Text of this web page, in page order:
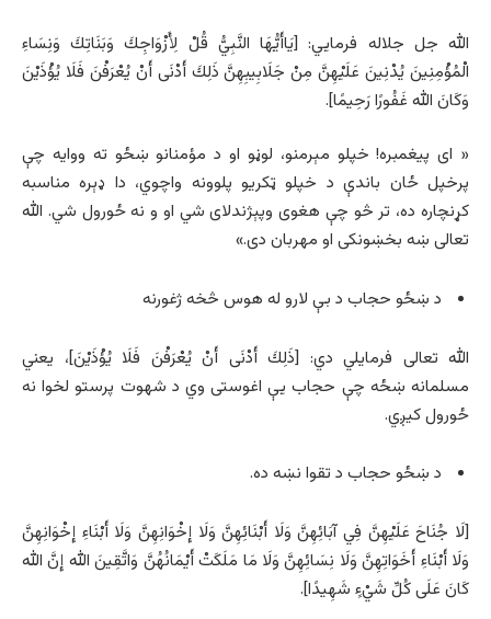
الله جل جلاله فرمایي: [يَاأَيُّهَا النَّبِيُّ قُلْ لِأَزْوَاجِكَ وَبَنَاتِكَ وَنِسَاءِ
الْمُؤْمِنِينَ يُدْنِينَ عَلَيْهِنَّ مِنْ جَلَابِيبِهِنَّ ذَلِكَ أَدْنَى أَنْ يُعْرَفْنَ فَلَا يُؤْذَيْنَ
وَكَانَ الله غَفُورًا رَحِيمًا].
« ای پیغمبره! خپلو مېرمنو، لوڼو او د مؤمنانو ښځو ته ووایه چې
پرخپل ځان باندې د خپلو ټکریو پلوونه واچوي، دا ډېره مناسبه
کړنچاره ده، تر څو چې هغوی وپېژندلای شي او و نه ځورول شي. الله
تعالی ښه بخښونکی او مهربان دی.»
د ښځو حجاب د بې لارو له هوس څخه ژغورنه
الله تعالی فرمایلي دي: [ذَلِكَ أَدْنَى أَنْ يُعْرَفْنَ فَلَا يُؤْذَيْنَ]، یعني
مسلمانه ښځه چې حجاب یې اغوستی وي د شهوت پرستو لخوا نه
ځورول کیږي.
د ښځو حجاب د تقوا نښه ده.
[لَا جُنَاحَ عَلَيْهِنَّ فِي آبَائِهِنَّ وَلَا أَبْنَائِهِنَّ وَلَا إِخْوَانِهِنَّ وَلَا أَبْنَاءِ إِخْوَانِهِنَّ
وَلَا أَبْنَاءِ أَخَوَاتِهِنَّ وَلَا نِسَائِهِنَّ وَلَا مَا مَلَكَتْ أَيْمَانُهُنَّ وَاتَّقِينَ الله إِنَّ الله
كَانَ عَلَى كُلِّ شَيْءٍ شَهِيدًا].